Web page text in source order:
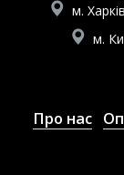
м.
м.
Про нас